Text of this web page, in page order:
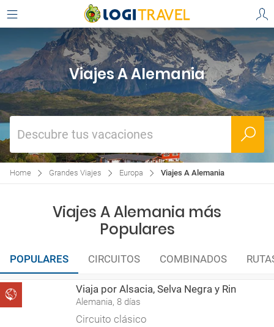
Viajes A Alemania
Descubre tus vacaciones
Home Grandes Viajes Europa Viajes A Alemania
Viajes A Alemania más
Populares
POPULARES CIRCUITOS COMBINADOS
Viaja por Alsacia, Selva Negra y Rin
Alemania, 8 días
Circuito clásico